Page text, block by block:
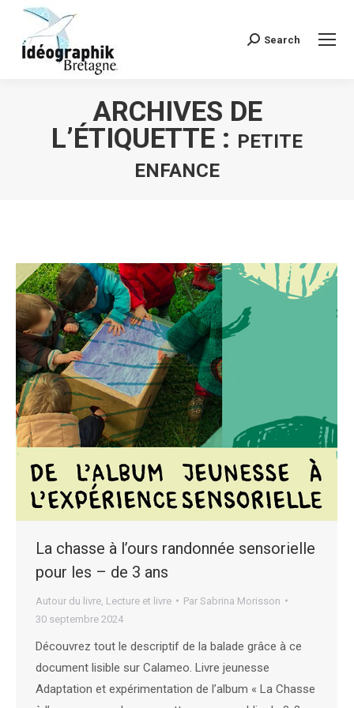
Recherche
Search
ARCHIVES DE
L’ÉTIQUETTE : PETITE
ENFANCE
La chasse à l’ours randonnée sensorielle
pour les – de 3 ans
Autour du livre Lecture et livre Par Sabrina Morisson
30 septembre 2024
Découvrez tout le descriptif de la balade grâce à ce
document lisible sur Calameo. Livre jeunesse
Adaptation et expérimentation de l’album « La Chasse